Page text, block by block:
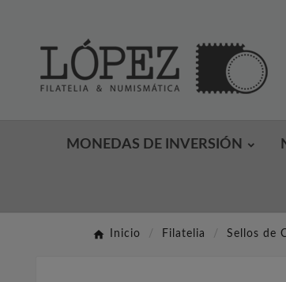
MONEDAS DE INVERSIÓN
Inicio Filatelia Sellos de